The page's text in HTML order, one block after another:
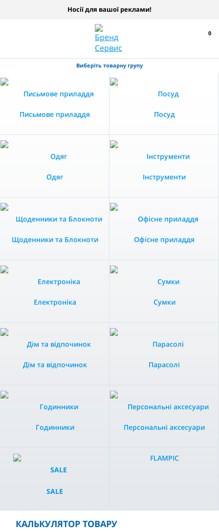
Носії для вашої реклами!
0
Виберіть товарну групу
Письмове приладдя Посуд
Одяг Інструменти
Щоденники та Блокноти Офісне приладдя
Електроніка Сумки
Дім та відпочинок Парасолі
Годинники Персональні аксесуари
SALE
FLAMPIC
КАЛЬКУЛЯТОР ТОВАРУ